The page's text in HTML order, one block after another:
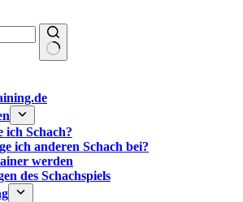
ich Schach?
ich anderen Schach bei?
werden
des Schachspiels